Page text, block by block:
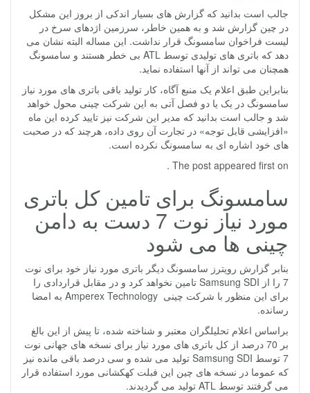
جالب است بدانید که گزارش های بسیار اندکی از بروز این مشکل
در چین گزارش شد و به همین خاطر، سرزمین اژدهای سرخ در
لیست فراخوان سامسونگ قرار نداشت. این مساله البته نشان می
دهد که باتری های تولیدی توسط ATL بی خطر هستند و سامسونگ
همچنان می تواند از آنها استفاده نماید.
بنابراین طبق اعلام یک منبع آگاه، کار تولید باقی باتری های مورد نیاز
سامسونگ در یک یا دو فصل آتی به این شرکت چینی محول خواهد
شد و جالب است بدانید که مدیر این شرکت نیز تایید کرده این ماه
«افزایشی قابل توجه» در تجارت آن روی داده، هرچند که در صحبت
های خود اشاره ای به سامسونگ نکرده است.
The post appeared first on .
سامسونگ برای تامین کل باتری
مورد نیاز نوت 7 دست به دامن
چینی ها می شود
بنابر گزارش رویترز سامسونگ دیگر باتری مورد نیاز خود برای نوت
7 را از Samsung SDI تامین نخواهد کرد و در مقابل قراردادی را
برای این منظور با شرکت چینی Amperex Technology به امضا
رسانده.
براساس اعلام تحلیلگران معتبر و شناخته شده، تا پیش از این بالغ
بر 70 درصد از کل باتری های مورد نیاز برای نسخه های جهانی نوت
7 توسط Samsung SDI تولید می شده و سی درصد باقی مانده نیز
که عموما در نسخه های چین این فبلت کهکشانی مورد استفاده قرار
می گرفتند توسط ATL تولید می گردیدند.